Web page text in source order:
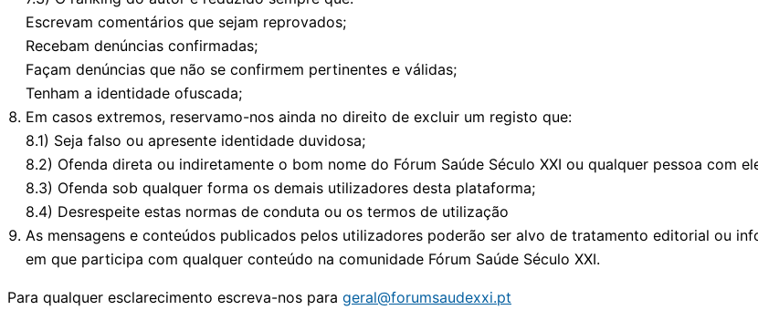
Escrevam comentários que sejam reprovados;
Recebam denúncias confirmadas;
Façam denúncias que não se confirmem pertinentes e válidas;
Tenham a identidade ofuscada;
Em casos extremos, reservamo-nos ainda no direito de excluir um registo que:
8.1) Seja falso ou apresente identidade duvidosa;
8.2) Ofenda direta ou indiretamente o bom nome do Fórum Saúde Século XXI ou qualquer pessoa com
8.3) Ofenda sob qualquer forma os demais utilizadores desta plataforma;
8.4) Desrespeite estas normas de conduta ou os termos de utilização
As mensagens e conteúdos publicados pelos utilizadores poderão ser alvo de tratamento editorial ou
em que participa com qualquer conteúdo na comunidade Fórum Saúde Século XXI.
Para qualquer esclarecimento escreva-nos para geral@forumsaudexxi.pt